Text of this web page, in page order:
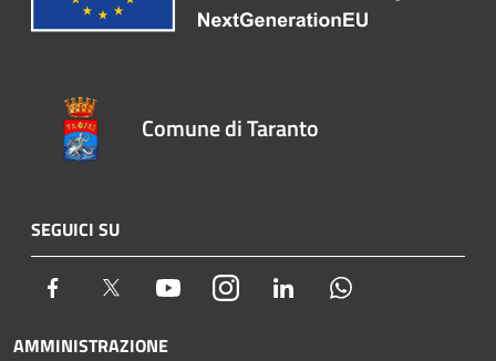
Comune di Taranto
SEGUICI SU
Facebook Twitter YoutubeInstagram LinkedIn
AMMINISTRAZIONE